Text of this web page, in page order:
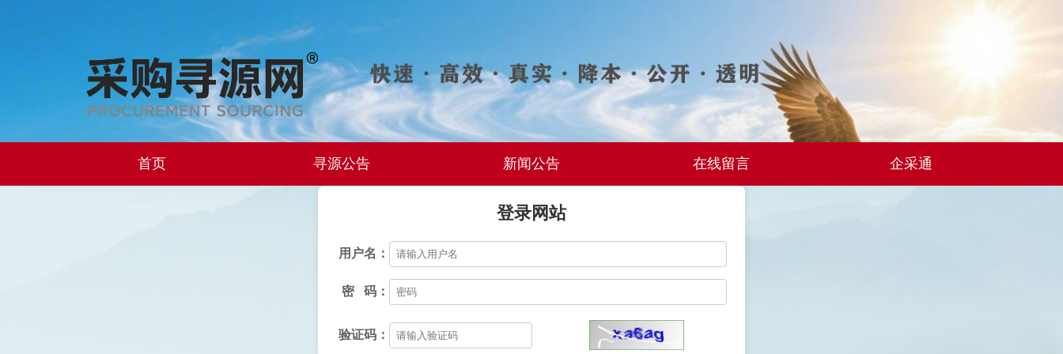
首页 寻源公告 新闻公告 在线留言 企采通
登录网站
用户名：
密 码：
验证码：